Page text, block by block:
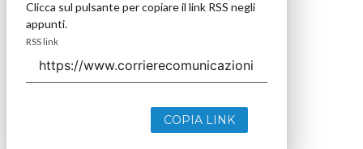
Clicca sul pulsante per copiare il link RSS negli
appunti.
RSS link
COPIA LINK